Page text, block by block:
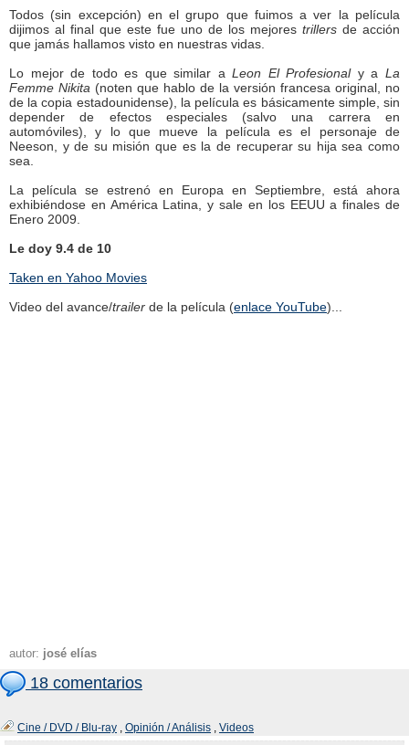
Todos (sin excepción) en el grupo que fuimos a ver la película
dijimos al final que este fue uno de los mejores trillers de acción
que jamás hallamos visto en nuestras vidas.
Lo mejor de todo es que similar aLeon El Profesionaly aLa
Femme Nikita (noten que hablo de la versión francesa original, no
de la copia estadounidense), la película es básicamente simple, sin
depender de efectos especiales (salvo una carrera en
automóviles), y lo que mueve la película es el personaje de
Neeson, y de su misión que es la de recuperar su hija sea como
sea.
La película se estrenó en Europa en Septiembre, está ahora
exhibiéndose en América Latina, y sale en los EEUU a finales de
Enero 2009.
Le doy 9.4 de 10
Taken en Yahoo Movies
Video del avance/trailer de la película (enlace YouTube)...
autor: josé elías
18 comentarios
Cine / DVD / Blu-ray , Opinión / Análisis , Videos